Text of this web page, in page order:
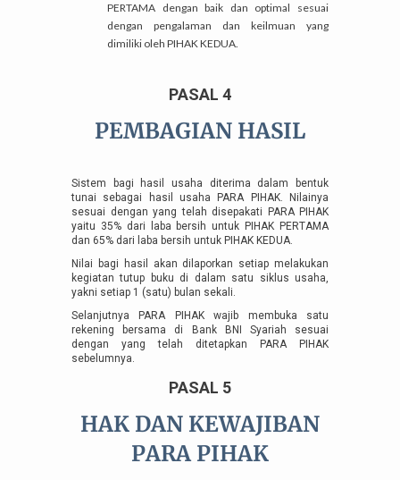
PERTAMA dengan baik dan optimal sesuai
dengan pengalaman dan keilmuan yang
dimiliki oleh PIHAK KEDUA.
PASAL 4
PEMBAGIAN HASIL
Sistem bagi hasil usaha diterima dalam bentuk
tunai sebagai hasil usaha PARA PIHAK. Nilainya
sesuai dengan yang telah disepakati PARA PIHAK
yaitu 35% dari laba bersih untuk PIHAK PERTAMA
dan 65% dari laba bersih untuk PIHAK KEDUA.
Nilai bagi hasil akan dilaporkan setiap melakukan
kegiatan tutup buku di dalam satu siklus usaha,
yakni setiap 1 (satu) bulan sekali.
Selanjutnya PARA PIHAK wajib membuka satu
rekening bersama di Bank BNI Syariah sesuai
dengan yang telah ditetapkan PARA PIHAK
sebelumnya.
PASAL 5
HAK DAN KEWAJIBAN
PARA PIHAK